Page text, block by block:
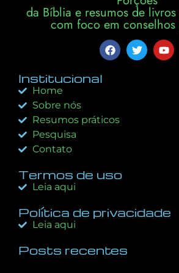
da Bíblia e resumos de
com foco em conselhos
Institucional
Home
Sobre nós
Resumos práticos
Pesquisa
Contato
Termos de uso
Leia aqui
Política de privacidade
Leia aqui
Posts recentes